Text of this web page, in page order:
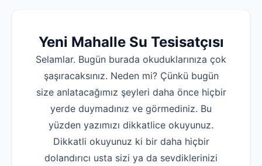
Yeni Mahalle Su Tesisatçısı
Selamlar. Bugün burada okuduklarınıza çok
şaşıracaksınız. Neden mi? Çünkü bugün
size anlatacağımız şeyleri daha önce hiçbir
yerde duymadınız ve görmediniz. Bu
yüzden yazımızı dikkatlice okuyunuz.
Dikkatli okuyunuz ki bir daha hiçbir
dolandırıcı usta sizi ya da sevdiklerinizi